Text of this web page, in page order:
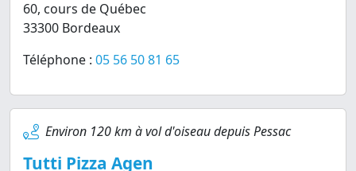
60, cours de Québec
33300 Bordeaux
Téléphone : 05 56 50 81 65
Environ 120 km à vol d'oiseau depuis Pessac
Tutti Pizza Agen